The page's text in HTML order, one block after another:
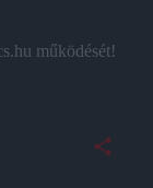
működését!